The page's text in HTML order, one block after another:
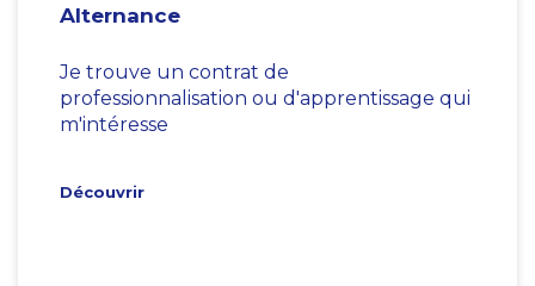
Alternance
Je trouve un contrat de
professionnalisation ou d'apprentissage qui
m'intéresse
Découvrir